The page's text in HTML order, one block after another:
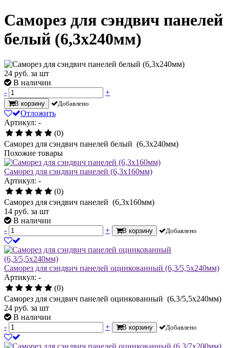
Саморез для сэндвич панелей
белый (6,3х240мм)
24 руб. за шт
В наличии
-
+
В корзину Добавлено
Отложить
Артикул: -
(0)
Саморез для сэндвич панелей белый (6,3х240мм)
Похожие товары
Саморез для сэндвич панелей (6,3х160мм)
Артикул: -
(0)
Саморез для сэндвич панелей (6,3х160мм)
14 руб. за шт
В наличии
-
+ В корзину Добавлено
Саморез для сэндвич панелей оцинкованный (6,3/5,5х240мм)
Артикул: -
(0)
Саморез для сэндвич панелей оцинкованный (6,3/5,5х240мм)
24 руб. за шт
В наличии
-
+ В корзину Добавлено